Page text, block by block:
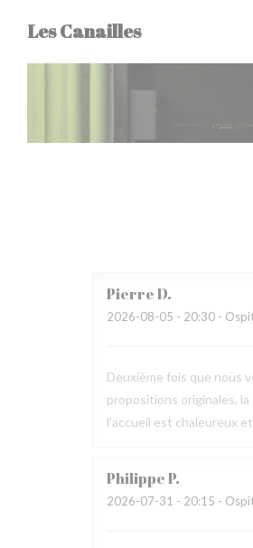
Les Canailles
PierreD
2026-08-05 - 20:30 -
Deuxième fois que nous
propositions originales,
l’accueil est chaleureux
PhilippeP
2026-07-31 - 20:15 -